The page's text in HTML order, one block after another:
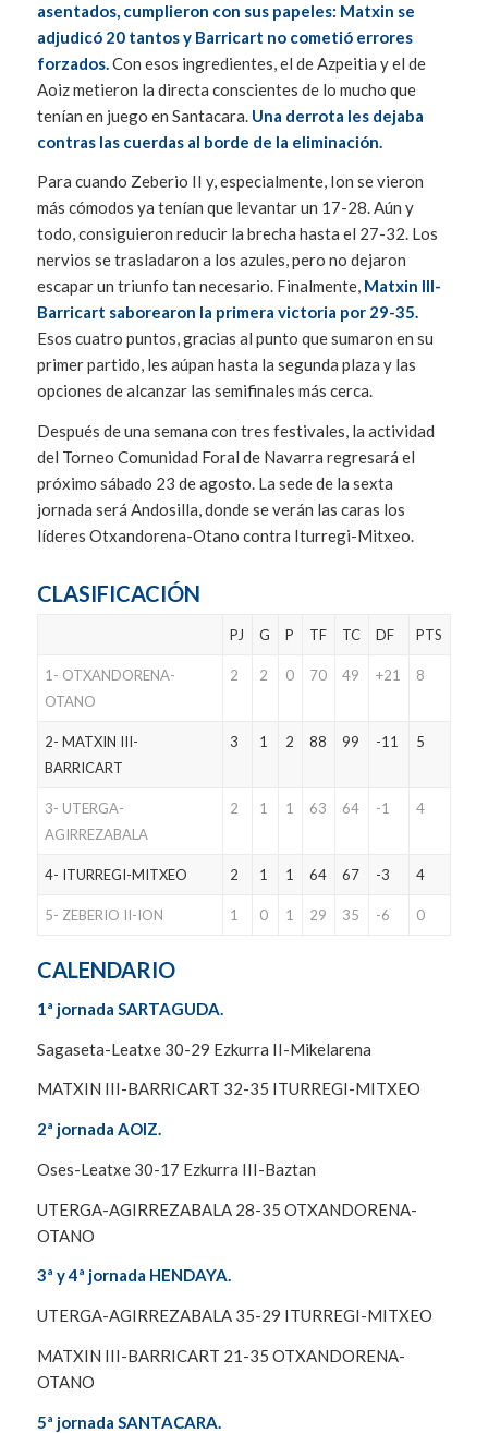
asentados, cumplieron con sus papeles: Matxin se
adjudicó 20 tantos y Barricart no cometió errores
forzados. Con esos ingredientes, el de Azpeitia y el de
Aoiz metieron la directa conscientes de lo mucho que
tenían en juego en Santacara. Una derrota les dejaba
contras las cuerdas al borde de la eliminación.
Para cuando Zeberio II y, especialmente, Ion se vieron
más cómodos ya tenían que levantar un 17-28. Aún y
todo, consiguieron reducir la brecha hasta el 27-32. Los
nervios se trasladaron a los azules, pero no dejaron
escapar un triunfo tan necesario. Finalmente, Matxin III-
Barricart saborearon la primera victoria por 29-35.
Esos cuatro puntos, gracias al punto que sumaron en su
primer partido, les aúpan hasta la segunda plaza y las
opciones de alcanzar las semifinales más cerca.
Después de una semana con tres festivales, la actividad
del Torneo Comunidad Foral de Navarra regresará el
próximo sábado 23 de agosto. La sede de la sexta
jornada será Andosilla, donde se verán las caras los
líderes Otxandorena-Otano contra Iturregi-Mitxeo.
CLASIFICACIÓN
PJ G P TF TC DF PTS
1- OTXANDORENA-
OTANO
2 2 0 70 49 +21 8
2- MATXIN III-
BARRICART
3 1 2 88 99 -11 5
3- UTERGA-
AGIRREZABALA
2 1 1 63 64 -1 4
4- ITURREGI-MITXEO 2 1 1 64 67 -3 4
5- ZEBERIO II-ION 1 0 1 29 35 -6 0
CALENDARIO
1ª jornada SARTAGUDA.
Sagaseta-Leatxe 30-29 Ezkurra II-Mikelarena
MATXIN III-BARRICART 32-35 ITURREGI-MITXEO
2ª jornada AOIZ.
Oses-Leatxe 30-17 Ezkurra III-Baztan
UTERGA-AGIRREZABALA 28-35 OTXANDORENA-
OTANO
3ª y 4ª jornada HENDAYA.
UTERGA-AGIRREZABALA 35-29 ITURREGI-MITXEO
MATXIN III-BARRICART 21-35 OTXANDORENA-
OTANO
5ª jornada SANTACARA.